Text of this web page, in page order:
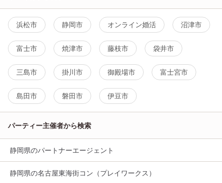
浜松市 静岡市 オンライン婚活 沼津市
富士市 焼津市 藤枝市 袋井市
三島市 掛川市 御殿場市 富士宮市
島田市 磐田市 伊豆市
パーティー主催者から検索
静岡県のパートナーエージェント
静岡県の名古屋東海街コン（プレイワークス）